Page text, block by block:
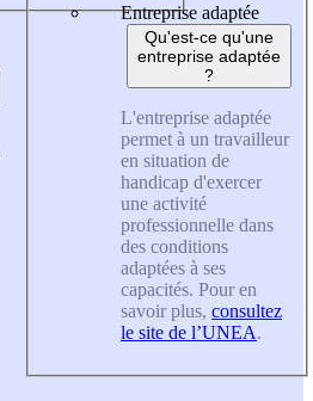
Entreprise adaptée
Qu'est-ce qu'une
entreprise adaptée
?
L'entreprise adaptée
permet à un travailleur
en situation de
handicap d'exercer
une activité
professionnelle dans
des conditions
adaptées à ses
capacités. Pour en
savoir plus, consultez
le site de l’UNEA.